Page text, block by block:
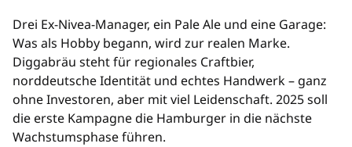
Drei Ex-Nivea-Manager, ein Pale Ale und eine Garage:
Was als Hobby begann, wird zur realen Marke.
Diggabräu steht für regionales Craftbier,
norddeutsche Identität und echtes Handwerk – ganz
ohne Investoren, aber mit viel Leidenschaft. 2025 soll
die erste Kampagne die Hamburger in die nächste
Wachstumsphase führen.